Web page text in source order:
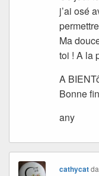
j’ai osé
Ma
toi ! A la
A
Bonne
any
cathycat